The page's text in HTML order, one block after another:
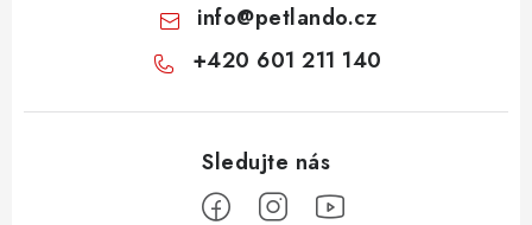
info@petlando.cz
+420 601 211 140